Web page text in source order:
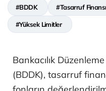
#BDDK #Tasarruf
#Yüksek Limitler
Bankacılık
(BDDK), tasarruf